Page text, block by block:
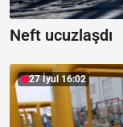
Neft ucuzlaşdı
27 İyul 16:02